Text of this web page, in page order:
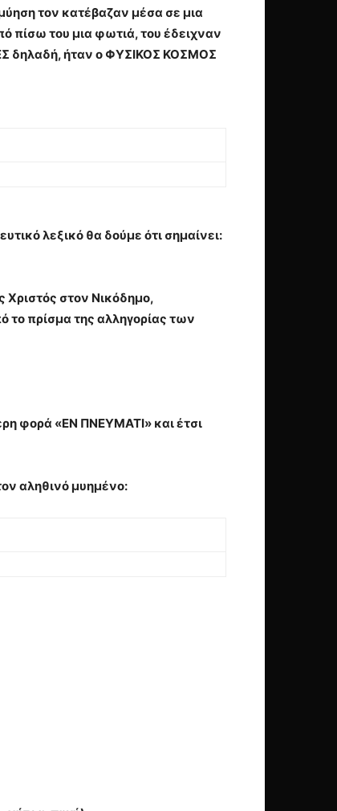
τον κατέβαζαν μέσα σε μια
πίσω του μια φωτιά, του έδειχναν
δηλαδή, ήταν ο ΦΥΣΙΚΟΣ ΚΟΣΜΟΣ
λεξικό θα δούμε ότι σημαίνει:
Χριστός στον Νικόδημο,
πρίσμα της αλληγορίας των
φορά «ΕΝ ΠΝΕΥΜΑΤΙ» και έτσι
αληθινό μυημένο: